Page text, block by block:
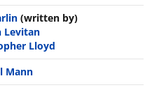
(written by)
Levitan
Lloyd
Mann